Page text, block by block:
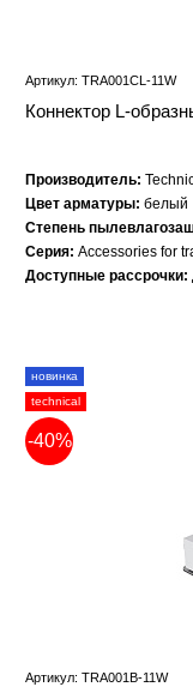
Артикул: TRA001CL-11W
Коннектор L-
Производитель:
Цвет арматуры: белый
Степень
Серия: Accessories for
Доступные рассрочки:
новинка
technical
-40%
Артикул: TRA001B-11W